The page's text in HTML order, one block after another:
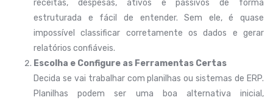
receitas, despesas, ativos e passivos de forma
estruturada e fácil de entender. Sem ele, é quase
impossível classificar corretamente os dados e gerar
relatórios confiáveis.
Escolha e Configure as Ferramentas Certas
Decida se vai trabalhar com planilhas ou sistemas de ERP.
Planilhas podem ser uma boa alternativa inicial,